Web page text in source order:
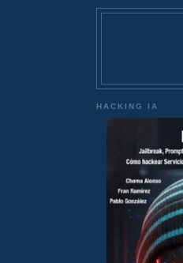
HACKING IA